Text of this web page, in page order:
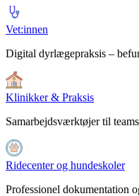
Vet:innen
Digital dyrlægepraksis –
Klinikker & Praksis
Samarbejdsværktøjer til
Ridecenter og hundeskoler
Professionel dokumentation